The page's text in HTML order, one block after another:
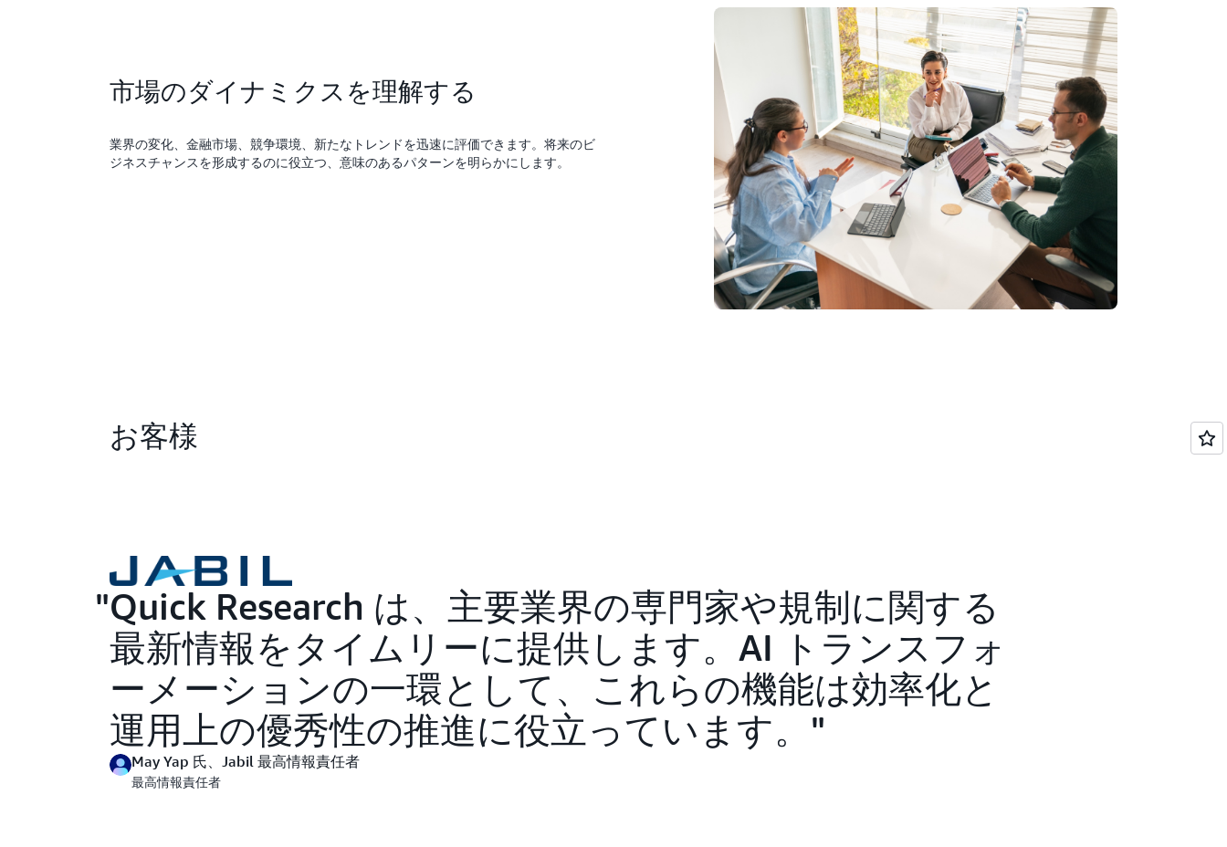
市場のダイナミクスを理解する
業界の変化、金融市場、競争環境、新たなトレンドを迅速に評価できます。将来のビ
ジネスチャンスを形成するのに役立つ、意味のあるパターンを明らかにします。
お客様
Quick Research は、主要業界の専門家や規制に関する
最新情報をタイムリーに提供します。AI トランスフォ
ーメーションの一環として、これらの機能は効率化と
運用上の優秀性の推進に役立っています。
May Yap 氏、Jabil 最高情報責任者
最高情報責任者